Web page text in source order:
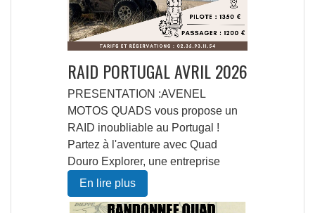
RAID PORTUGAL AVRIL 2026
PRESENTATION : ​ AVENEL
MOTOS QUADS vous propose un
RAID inoubliable au Portugal !​
Partez à l'aventure avec Quad
Douro Explorer, une entreprise
En lire plus